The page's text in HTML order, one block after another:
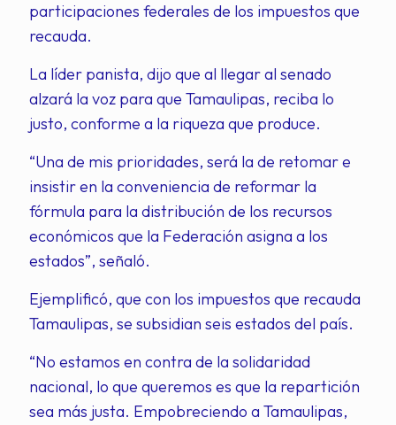
participaciones federales de los impuestos que
recauda.
La líder panista, dijo que al llegar al senado
alzará la voz para que Tamaulipas, reciba lo
justo, conforme a la riqueza que produce.
“Una de mis prioridades, será la de retomar e
insistir en la conveniencia de reformar la
fórmula para la distribución de los recursos
económicos que la Federación asigna a los
estados”, señaló.
Ejemplificó, que con los impuestos que recauda
Tamaulipas, se subsidian seis estados del país.
“No estamos en contra de la solidaridad
nacional, lo que queremos es que la repartición
sea más justa. Empobreciendo a Tamaulipas,